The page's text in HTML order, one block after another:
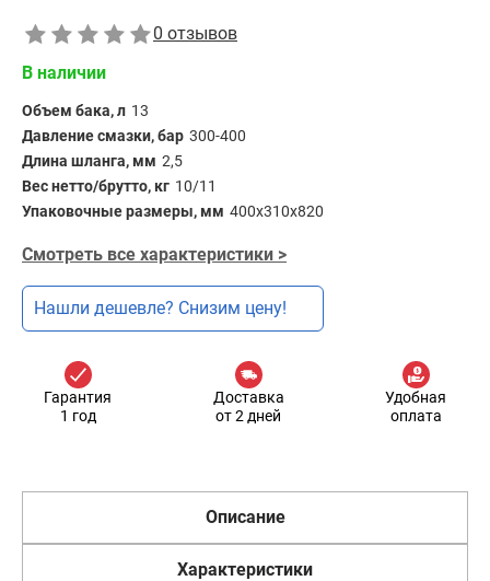
0 отзывов
В наличии
Объем бака, л 13
Давление смазки, бар 300-400
Длина шланга, мм 2,5
Вес нетто/брутто, кг 10/11
Упаковочные размеры, мм 400х310х820
Смотреть все характеристики >
Нашли дешевле? Снизим цену!
Гарантия
1 год
Доставка
от 2 дней
Удобная
оплата
Описание
Характеристики